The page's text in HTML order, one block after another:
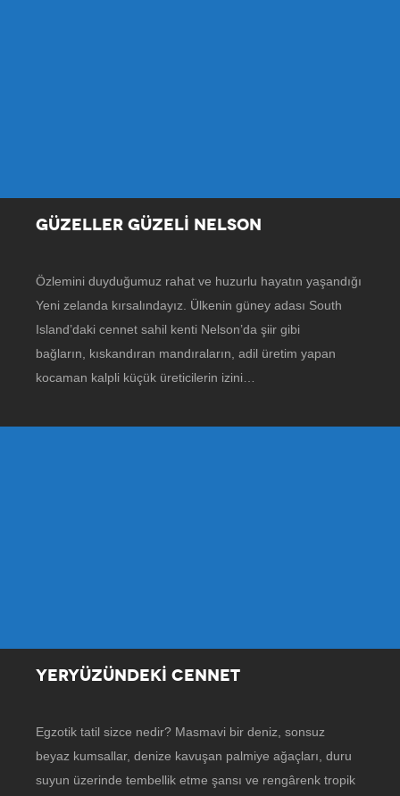
GÜZELLER GÜZELİ NELSON
Özlemini duyduğumuz rahat ve huzurlu hayatın yaşandığı
Yeni zelanda kırsalındayız. Ülkenin güney adası South
Island’daki cennet sahil kenti Nelson’da şiir gibi
bağların, kıskandıran mandıraların, adil üretim yapan
kocaman kalpli küçük üreticilerin izini…
YERYÜZÜNDEKİ CENNET
Egzotik tatil sizce nedir? Masmavi bir deniz, sonsuz
beyaz kumsallar, denize kavuşan palmiye ağaçları, duru
suyun üzerinde tembellik etme şansı ve rengârenk tropik